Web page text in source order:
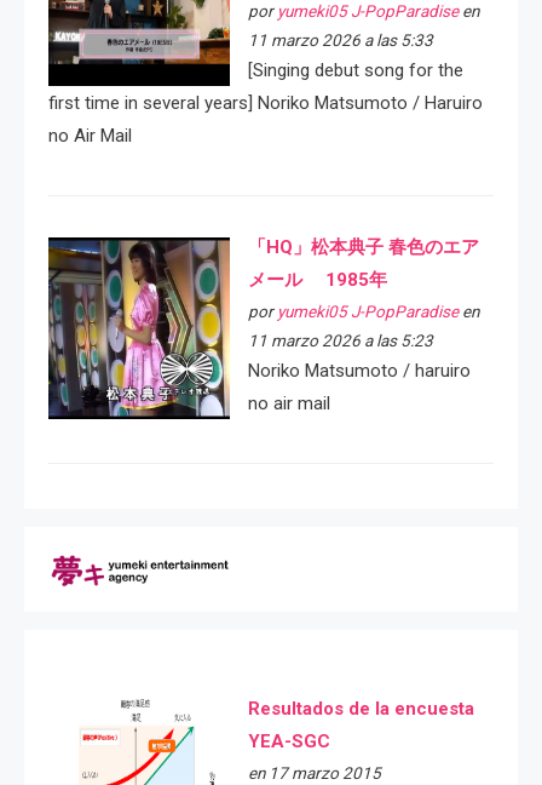
por yumeki05 J-PopParadiseen
11 marzo 2026 a las 5:33
[Singing debut song for the
first time in several years] Noriko Matsumoto / Haruiro
no Air Mail
「HQ」松本典子 春色のエア
メール 1985年
por yumeki05 J-PopParadiseen
11 marzo 2026 a las 5:23
Noriko Matsumoto / haruiro
no air mail
Resultados de la encuesta
YEA-SGC
en 17 marzo 2015